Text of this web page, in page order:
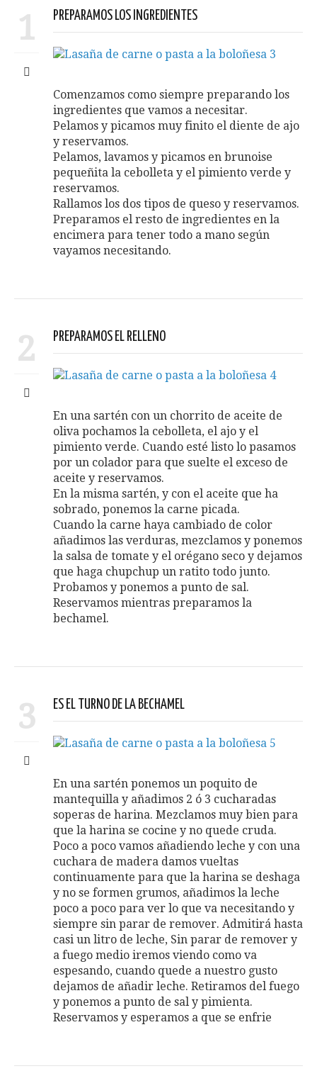
1 PREPARAMOS LOS INGREDIENTES
Comenzamos como siempre preparando los
ingredientes que vamos a necesitar.
Pelamos y picamos muy finito el diente de ajo
y reservamos.
Pelamos, lavamos y picamos en brunoise
pequeñita la cebolleta y el pimiento verde y
reservamos.
Rallamos los dos tipos de queso y reservamos.
Preparamos el resto de ingredientes en la
encimera para tener todo a mano según
vayamos necesitando.
2 PREPARAMOS EL RELLENO
En una sartén con un chorrito de aceite de
oliva pochamos la cebolleta, el ajo y el
pimiento verde. Cuando esté listo lo pasamos
por un colador para que suelte el exceso de
aceite y reservamos.
En la misma sartén, y con el aceite que ha
sobrado, ponemos la carne picada.
Cuando la carne haya cambiado de color
añadimos las verduras, mezclamos y ponemos
la salsa de tomate y el orégano seco y dejamos
que haga chupchup un ratito todo junto.
Probamos y ponemos a punto de sal.
Reservamos mientras preparamos la
bechamel.
3 ES EL TURNO DE LA BECHAMEL
En una sartén ponemos un poquito de
mantequilla y añadimos 2 ó 3 cucharadas
soperas de harina. Mezclamos muy bien para
que la harina se cocine y no quede cruda.
Poco a poco vamos añadiendo leche y con una
cuchara de madera damos vueltas
continuamente para que la harina se deshaga
y no se formen grumos, añadimos la leche
poco a poco para ver lo que va necesitando y
siempre sin parar de remover. Admitirá hasta
casi un litro de leche, Sin parar de remover y
a fuego medio iremos viendo como va
espesando, cuando quede a nuestro gusto
dejamos de añadir leche. Retiramos del fuego
y ponemos a punto de sal y pimienta.
Reservamos y esperamos a que se enfrie